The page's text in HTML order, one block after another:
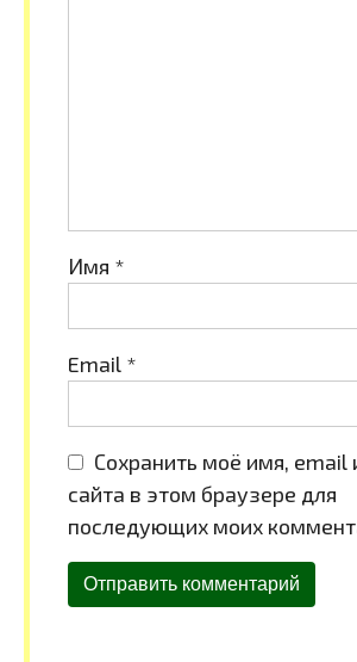
Имя *
Email *
Сохранить моё имя, email
сайта в этом браузере для
последующих моих